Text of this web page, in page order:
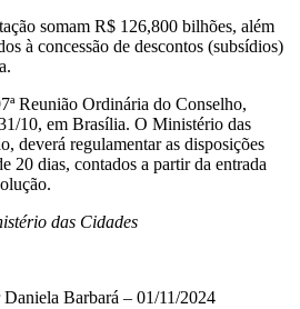
somam R$ 126,800 bilhões, além
à concessão de descontos (subsídios)
Reunião Ordinária do Conselho,
10, em Brasília. O Ministério das
deverá regulamentar as disposições
20 dias, contados a partir da entrada
das Cidades
Barbará – 01/11/2024